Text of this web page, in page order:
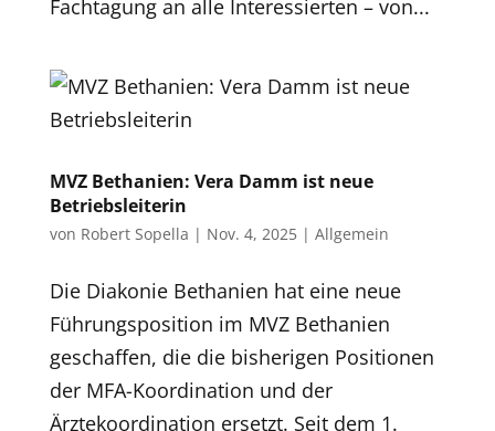
Fachtagung an alle Interessierten – von...
MVZ Bethanien: Vera Damm ist neue
Betriebsleiterin
von Robert Sopella | Nov. 4, 2025| Allgemein
Die Diakonie Bethanien hat eine neue
Führungsposition im MVZ Bethanien
geschaffen, die die bisherigen Positionen
der MFA-Koordination und der
Ärztekoordination ersetzt. Seit dem 1.